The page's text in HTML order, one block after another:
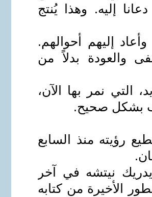
إليه. وهذا يُنتج
إليهم أحوالهم.
والعودة بدلاً من
التي نمر بها الآن،
بشكل صحيح.
رؤيته منذ السابع
نيتشه في آخر
الأخيرة من كتابه